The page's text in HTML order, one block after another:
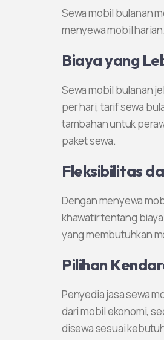
Sewa mobil bulanan
menyewa mobil
Biaya yang
Sewa mobil bulanan
per hari, tarif sewa
tambahan untuk
paket sewa.
Fleksibilitas
Dengan menyewa
khawatir tentang
yang membutuhkan
Pilihan
Penyedia jasa sewa
dari mobil ekonomi,
disewa sesuai